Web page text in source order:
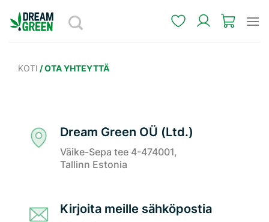
KOTI /OTA YHTEYTTÄ
Dream Green OÜ (Ltd.)
Väike-Sepa tee 4-474001,
Tallinn Estonia
Kirjoita meille sähköpostia